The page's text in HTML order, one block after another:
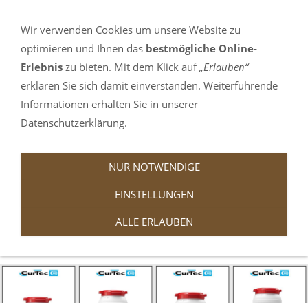
NAVIGATION EINBLENDEN
Fässer CurTec
Wir verwenden Cookies um unsere Website zu
optimieren und Ihnen das bestmögliche Online-
Erlebnis zu bieten. Mit dem Klick auf„Erlauben“
erklären Sie sich damit einverstanden. Weiterführende
Informationen erhalten Sie in unserer
Datenschutzerklärung.
NUR NOTWENDIGE
EINSTELLUNGEN
ALLE ERLAUBEN